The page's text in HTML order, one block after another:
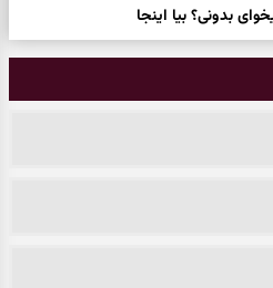
بدونی؟ بیا اینجا